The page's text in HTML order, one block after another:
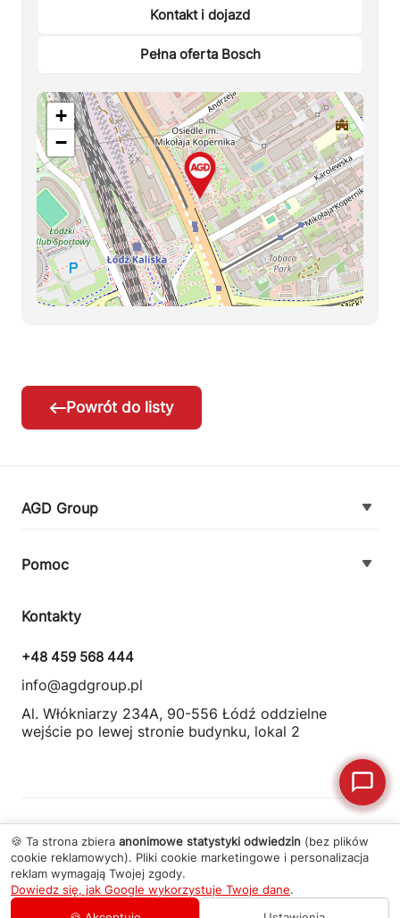
Kontakt i dojazd
Pełna oferta Bosch
+
−
Powrót do listy
AGD Group
Kontakt
Pomoc
Zamówienie i płatność
Zasady dostawy urządzeń
Regulamin usług serwisowych
Wymiana i zwrot towaru
Kontakty
+48 459 568 444
info@agdgroup.pl
Al. Włókniarzy 234A, 90-556 Łódź oddzielne
wejście po lewej stronie budynku, lokal 2
© 2026 Wszelkie prawa zastrzeżone AGD Group.
Polityka prywatności·Regulamin
🍪 Ta strona zbiera anonimowe statystyki odwiedzin (bez plików
cookie reklamowych). Pliki cookie marketingowe i personalizacja
reklam wymagają Twojej zgody.
Dowiedz się, jak Google wykorzystuje Twoje dane.